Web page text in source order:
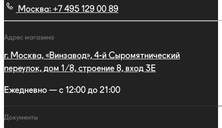
Москва: +7 495 129 00 89
Адрес магазина
г. Москва, «Винзавод», 4-й Сыромятнический
переулок, дом 1/8, строение 8, вход 3E
Ежедневно — с 12:00 до 21:00
Документы